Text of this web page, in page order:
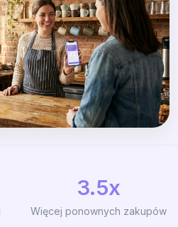
3.5x
Więcej ponownych zakupów